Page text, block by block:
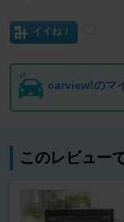
イイね！
carview!のマ
このレビュー